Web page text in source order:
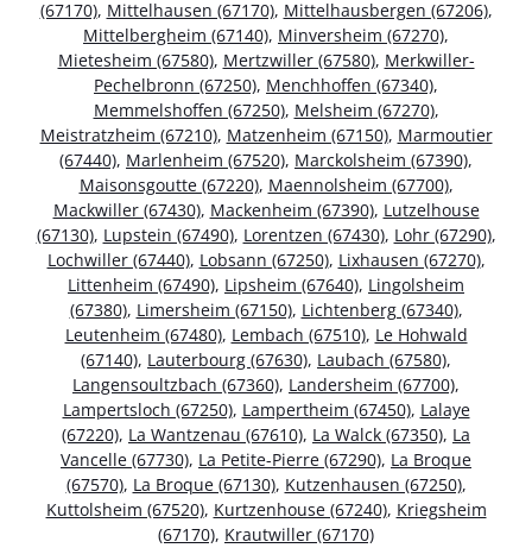
(67170), Mittelhausen (67170), Mittelhausbergen (67206),
Mittelbergheim (67140), Minversheim (67270),
Mietesheim (67580), Mertzwiller (67580), Merkwiller-
Pechelbronn (67250), Menchhoffen (67340),
Memmelshoffen (67250), Melsheim (67270),
Meistratzheim (67210), Matzenheim (67150), Marmoutier
(67440), Marlenheim (67520), Marckolsheim (67390),
Maisonsgoutte (67220), Maennolsheim (67700),
Mackwiller (67430), Mackenheim (67390), Lutzelhouse
(67130), Lupstein (67490), Lorentzen (67430), Lohr (67290),
Lochwiller (67440), Lobsann (67250), Lixhausen (67270),
Littenheim (67490), Lipsheim (67640), Lingolsheim
(67380), Limersheim (67150), Lichtenberg (67340),
Leutenheim (67480), Lembach (67510), Le Hohwald
(67140), Lauterbourg (67630), Laubach (67580),
Langensoultzbach (67360), Landersheim (67700),
Lampertsloch (67250), Lampertheim (67450), Lalaye
(67220), La Wantzenau (67610), La Walck (67350), La
Vancelle (67730), La Petite-Pierre (67290), La Broque
(67570), La Broque (67130), Kutzenhausen (67250),
Kuttolsheim (67520), Kurtzenhouse (67240), Kriegsheim
(67170), Krautwiller (67170)